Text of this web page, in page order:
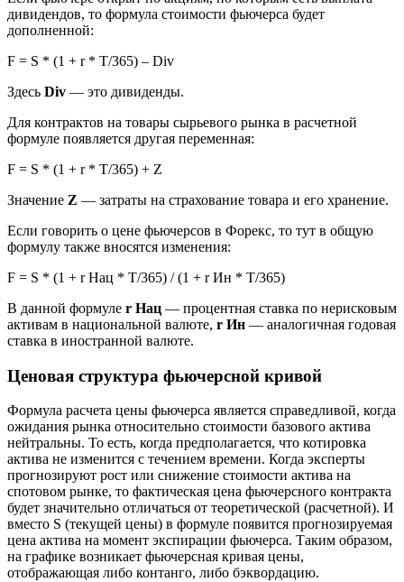
дивидендов, то формула стоимости фьючерса будет
дополненной:
F = S * (1 + r * T/365) – Div
Здесь Div — это дивиденды.
Для контрактов на товары сырьевого рынка в расчетной
формуле появляется другая переменная:
F = S * (1 + r * T/365) + Z
Значение Z — затраты на страхование товара и его хранение.
Если говорить о цене фьючерсов в Форекс, то тут в общую
формулу также вносятся изменения:
F = S * (1 + r Нац * T/365) / (1 + r Ин * T/365)
В данной формуле r Нац — процентная ставка по нерисковым
активам в национальной валюте, r Ин — аналогичная годовая
ставка в иностранной валюте.
Ценовая структура фьючерсной кривой
Формула расчета цены фьючерса является справедливой, когда
ожидания рынка относительно стоимости базового актива
нейтральны. То есть, когда предполагается, что котировка
актива не изменится с течением времени. Когда эксперты
прогнозируют рост или снижение стоимости актива на
спотовом рынке, то фактическая цена фьючерсного контракта
будет значительно отличаться от теоретической (расчетной). И
вместо S (текущей цены) в формуле появится прогнозируемая
цена актива на момент экспирации фьючерса. Таким образом,
на графике возникает фьючерсная кривая цены,
отображающая либо контанго, либо бэквордацию.